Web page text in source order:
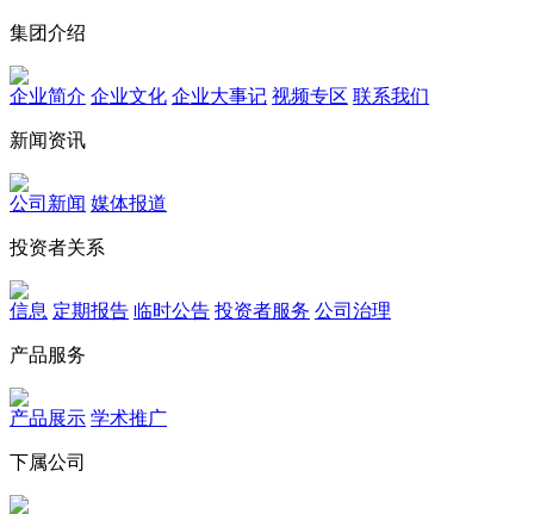
集团介绍
企业简介 企业文化 企业⼤事记 视频专区 联系我们
新闻资讯
公司新闻 媒体报道
投资者关系
信息 定期报告 临时公告 投资者服务 公司治理
产品服务
产品展示 学术推广
下属公司